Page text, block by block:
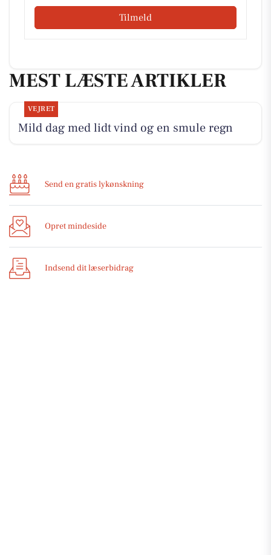
Tilmeld
MEST LÆSTE ARTIKLER
VEJRET
Mild dag med lidt vind og en smule regn
Send en gratis lykønskning
Opret mindeside
Indsend dit læserbidrag